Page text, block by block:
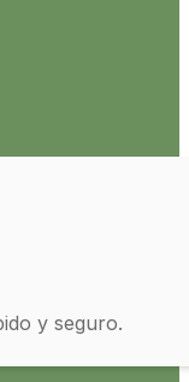
y seguro.